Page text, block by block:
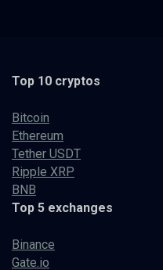
Top 10 cryptos
Bitcoin
Ethereum
Tether USDT
Ripple XRP
BNB
Top 5 exchanges
Binance
Gate.io